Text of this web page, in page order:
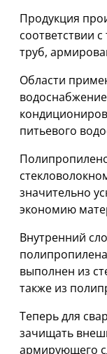
Продукция
соответствии
труб,
Области
питьевого
значительно
экономию
Внутренний
выполнен из
также из
Теперь для
зачищать
армирующего